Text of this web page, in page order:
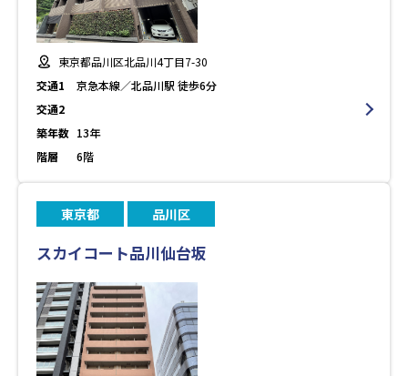
東京都品川区北品川4丁目7-30
交通1
京急本線／北品川駅 徒歩6分
交通2
築年数 13年
階層
6階
東京都 品川区
スカイコート品川仙台坂